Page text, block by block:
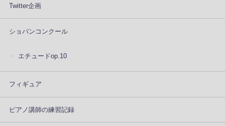
Twitter企画
ショパンコンクール
エチュードop.10
フィギュア
ピアノ講師の練習記録